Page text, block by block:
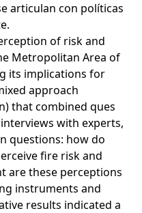
articulan con políticas
of risk and
Metropolitan Area of
its implications for
approach
that combined ques
with experts,
questions: how do
fire risk and
are these perceptions
instruments and
results indicated a